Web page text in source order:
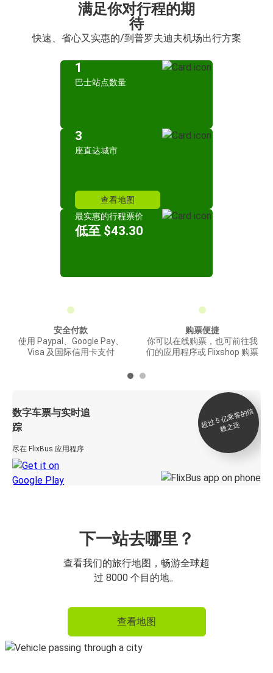
满足你对行程的期
待
快速、省心又实惠的/到普罗夫迪夫机场出行方案
1
巴士站点数量
3
座直达城市
查看地图
最实惠的行程票价
低至 $43.30
安全付款
使用 Paypal、Google Pay、
Visa 及国际信用卡支付
购票便捷
你可以在线购票，也可前往我
们的应用程序或 Flixshop 购票
数字车票与实时追
踪
尽在 FlixBus 应用程序
超
过 5
亿
乘
客
的
信
赖
之
选
下一站去哪里？
查看我们的旅行地图，畅游全球超
过 8000 个目的地。
查看地图